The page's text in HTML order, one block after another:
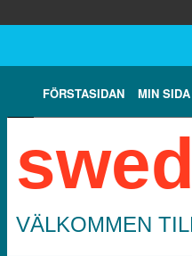
FÖRSTASIDAN MIN SIDA
VÄLKOMMEN